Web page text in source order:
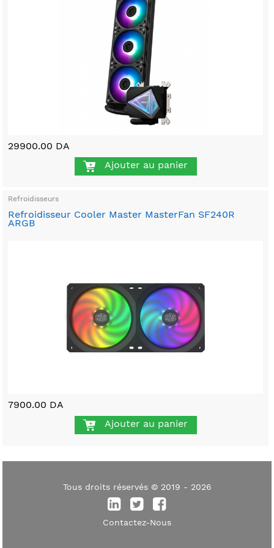
29900.00 DA
Ajouter au panier
Refroidisseurs
Refroidisseur Cooler Master MasterFan SF240R
ARGB
7900.00 DA
Ajouter au panier
Tous droits réservés © 2019 - 2026
Contactez-Nous